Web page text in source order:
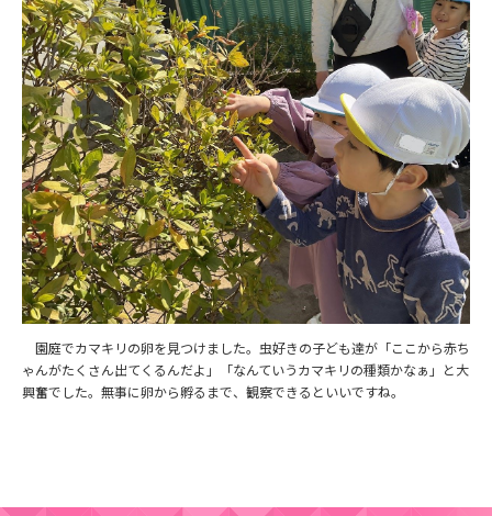
園庭でカマキリの卵を見つけました。虫好きの子ども達が「ここから赤ち
ゃんがたくさん出てくるんだよ」「なんていうカマキリの種類かなぁ」と大
興奮でした。無事に卵から孵るまで、観察できるといいですね。